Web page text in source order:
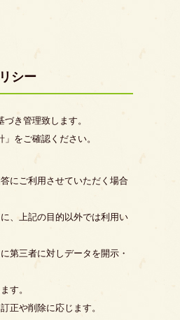
シー
き管理致します。
をご確認ください。
にご利用させていただく場合
、上記の目的以外では利用い
第三者に対しデータを開示・
す。
正や削除に応じます。